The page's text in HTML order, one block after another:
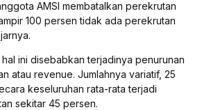
AMSI membatalkan perekrutan
100 persen tidak ada perekrutan
ini disebabkan terjadinya penurunan
atau revenue. Jumlahnya variatif, 25
keseluruhan rata-rata terjadi
sekitar 45 persen.